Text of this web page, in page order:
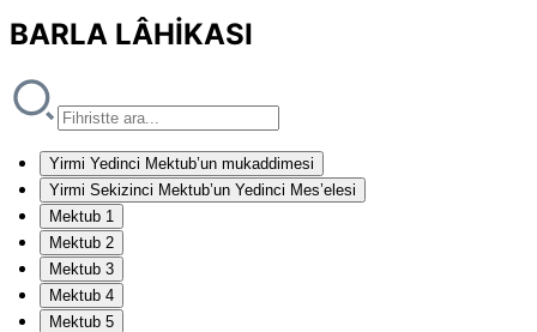
BARLA LÂHİKASI
Yirmi Yedinci Mektub’un mukaddimesi
Yirmi Sekizinci Mektub’un Yedinci Mes’elesi
Mektub 1
Mektub 2
Mektub 3
Mektub 4
Mektub 5